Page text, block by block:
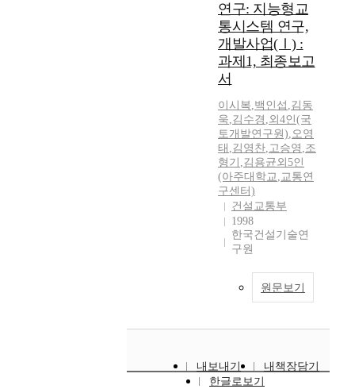
연구: 지능형교
통시스템 연구,
개발사업(Ⅰ) :
과제1, 최종보고
서
이시복,백인섭 ,김동
욱,김수경 ,외4인(국
토개발연구원),오영
태 ,김영찬,고승영 ,조
형기 ,김용균외5인
(아주대학교,교통연
구센터)
건설교통부
1998
한국건설기술연
구원
원문보기
내보내기
내책장담기
한글로보기